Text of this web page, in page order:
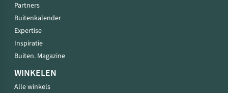
Partners
Buitenkalender
Expertise
Inspiratie
Buiten. Magazine
WINKELEN
Alle winkels